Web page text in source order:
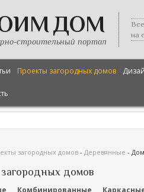
ДОМ
строительный портал
на
Проекты загородных домов
загородных домов - Деревянные -
домов
Комбинированные